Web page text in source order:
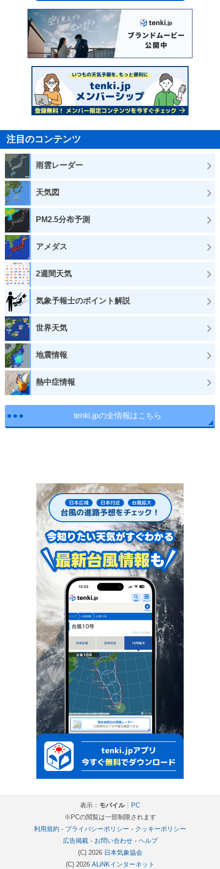
注目のコンテンツ
雨雲レーダー
天気図
PM2.5分布予測
アメダス
2週間天気
気象予報士のポイント解説
世界天気
地震情報
熱中症情報
tenki.jpの全情報はこちら
表示： モバイル｜
PC
※PCの閲覧は一部制限されます
利用規約 - プライバシーポリシー - クッキーポリシー
広告掲載- お問い合わせ- ヘルプ
(C) 2026 日本気象協会
(C) 2026 ALiNKインターネット